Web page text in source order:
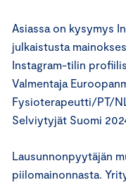
Asiassa on kysymys
julkaistusta
Instagram-tilin
Valmentaja
Fysioterapeutti/PT/
Selviytyjät Suomi
Lausunnonpyytäjän
piilomainonnasta.